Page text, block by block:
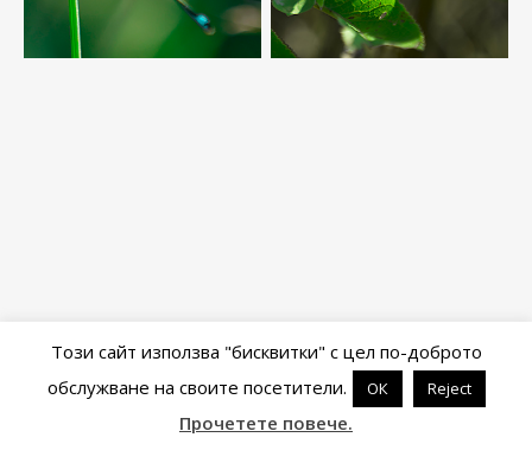
Powered byWordPress&Portfolio .
Този сайт използва "бисквитки" с цел по-доброто
обслужване на своите посетители.
ОК Reject
Прочетете повече.